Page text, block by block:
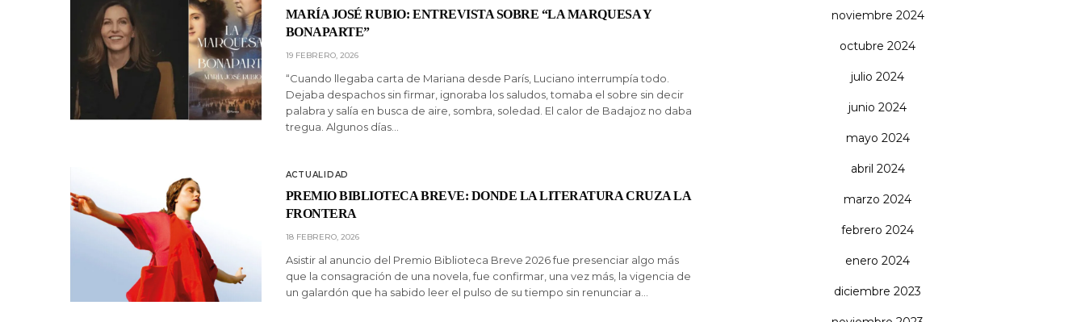
MARÍA JOSÉ RUBIO: ENTREVISTA SOBRE “LA MARQUESA Y
BONAPARTE”
19 FEBRERO, 2026
“Cuando llegaba carta de Mariana desde París, Luciano interrumpía todo.
Dejaba despachos sin firmar, ignoraba los saludos, tomaba el sobre sin decir
palabra y salía en busca de aire, sombra, soledad. El calor de Badajoz no daba
tregua. Algunos días…
ACTUALIDAD
PREMIO BIBLIOTECA BREVE: DONDE LA LITERATURA CRUZA LA
FRONTERA
18 FEBRERO, 2026
Asistir al anuncio del Premio Biblioteca Breve 2026 fue presenciar algo más
que la consagración de una novela, fue confirmar, una vez más, la vigencia de
un galardón que ha sabido leer el pulso de su tiempo sin renunciar a…
noviembre 2024
octubre 2024
julio 2024
junio 2024
mayo 2024
abril 2024
marzo 2024
febrero 2024
enero 2024
diciembre 2023